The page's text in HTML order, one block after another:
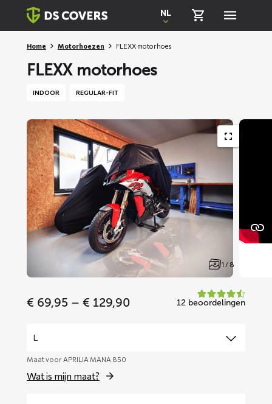
Skiplinks
NL
Home Motorhoezen FLEXX motorhoes
FLEXX motorhoes
INDOOR REGULAR-FIT
1 / 8
€ 69,95 – € 129,90 12 beoordelingen
Maat voor APRILIA MANA 850
Wat is mijn maat?